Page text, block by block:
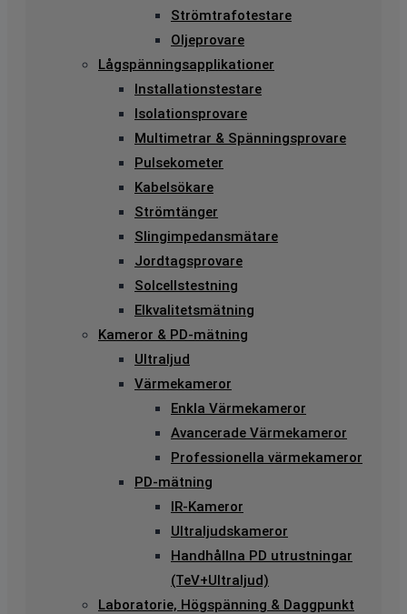
Strömtrafotestare
Oljeprovare
Lågspänningsapplikationer
Installationstestare
Isolationsprovare
Multimetrar & Spänningsprovare
Pulsekometer
Kabelsökare
Strömtänger
Slingimpedansmätare
Jordtagsprovare
Solcellstestning
Elkvalitetsmätning
Kameror & PD-mätning
Ultraljud
Värmekameror
Enkla Värmekameror
Avancerade Värmekameror
Professionella värmekameror
PD-mätning
IR-Kameror
Ultraljudskameror
Handhållna PD utrustningar
(TeV+Ultraljud)
Laboratorie, Högspänning & Daggpunkt